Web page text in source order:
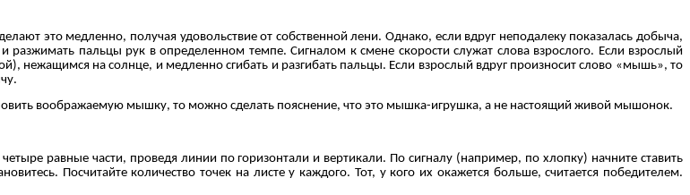
это медленно, получая удовольствие от собственной лени. Однако, если вдруг неподалеку показалась добыча,
пальцы рук в определенном темпе. Сигналом к смене скорости служат слова взрослого. Если взрослый
нежащимся на солнце, и медленно сгибать и разгибать пальцы. Если взрослый вдруг произносит слово «мышь», то
воображаемую мышку, то можно сделать пояснение, что это мышка-игрушка, а не настоящий живой мышонок.
равные части, проведя линии по горизонтали и вертикали. По сигналу (например, по хлопку) начните ставить
Посчитайте количество точек на листе у каждого. Тот, у кого их окажется больше, считается победителем.